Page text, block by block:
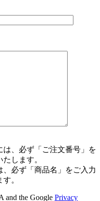
、必ず「ご注文番号」を
します。
必ず「商品名」をご入力
。
and the Google Privacy